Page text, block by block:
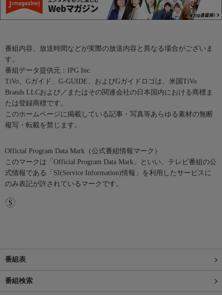
番組内容、放送時間などが実際の放送内容と異なる場合がございま
す。
番組データ提供元：IPG Inc.
TiVo、Gガイド、G-GUIDE、およびGガイドロゴは、米国TiVo
Brands LLCおよび／またはその関連会社の日本国内における商標ま
たは登録商標です。
このホームページに掲載している記事・写真等あらゆる素材の無断
複写・転載を禁じます。
Official Program Data Mark（公式番組情報マーク）
このマークは「Official Program Data Mark」といい、テレビ番組の公
式情報である「SI(Service Information)情報」を利用したサービスに
のみ表記が許されているマークです。
番組表
番組検索